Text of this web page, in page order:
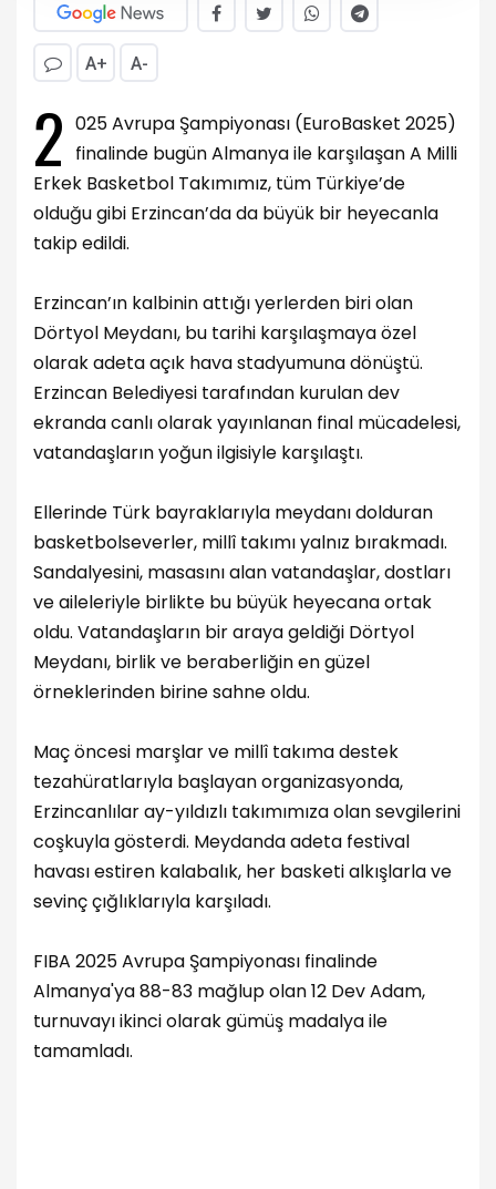
A+ A-
2 025 Avrupa Şampiyonası (EuroBasket 2025)
finalinde bugün Almanya ile karşılaşan A Milli
Erkek Basketbol Takımımız, tüm Türkiye’de
olduğu gibi Erzincan’da da büyük bir heyecanla
takip edildi.
Erzincan’ın kalbinin attığı yerlerden biri olan
Dörtyol Meydanı, bu tarihi karşılaşmaya özel
olarak adeta açık hava stadyumuna dönüştü.
Erzincan Belediyesi tarafından kurulan dev
ekranda canlı olarak yayınlanan final mücadelesi,
vatandaşların yoğun ilgisiyle karşılaştı.
Ellerinde Türk bayraklarıyla meydanı dolduran
basketbolseverler, millî takımı yalnız bırakmadı.
Sandalyesini, masasını alan vatandaşlar, dostları
ve aileleriyle birlikte bu büyük heyecana ortak
oldu. Vatandaşların bir araya geldiği Dörtyol
Meydanı, birlik ve beraberliğin en güzel
örneklerinden birine sahne oldu.
Maç öncesi marşlar ve millî takıma destek
tezahüratlarıyla başlayan organizasyonda,
Erzincanlılar ay-yıldızlı takımımıza olan sevgilerini
coşkuyla gösterdi. Meydanda adeta festival
havası estiren kalabalık, her basketi alkışlarla ve
sevinç çığlıklarıyla karşıladı.
FIBA 2025 Avrupa Şampiyonası finalinde
Almanya'ya 88-83 mağlup olan 12 Dev Adam,
turnuvayı ikinci olarak gümüş madalya ile
tamamladı.